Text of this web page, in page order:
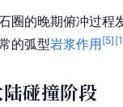
圈的晚期俯冲过
的弧型岩浆作用[5] [
碰撞阶段